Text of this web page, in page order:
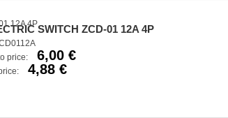
SWITCH ZCD-01 12A 4P
price:
6,00 €
4,88 €